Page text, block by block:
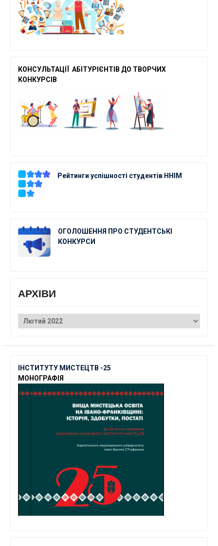
КОНСУЛЬТАЦІЇ АБІТУРІЄНТІВ ДО ТВОРЧ ИХ
КОНКУРСІВ
Рейтинги успішності студентів ННІМ
ОГОЛОШЕННЯ ПРО СТУДЕНТСЬКІ
КОНКУРСИ
АРХІВИ
АРХІВИ
ІНСТИТУТУ МИСТЕЦТВ -25
МОНОГРАФІЯ